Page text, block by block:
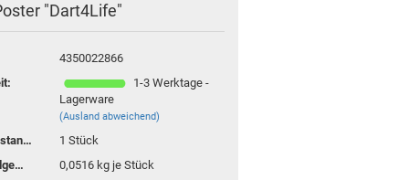
Kunststoffspitzen / Softtips
"Dart4Life"
4350022866
1-3 Werktage -
Lagerware
(Ausland abweichend)
Lagerbestand: 1Stück
Versandgewicht:
0,0516 kg je Stück